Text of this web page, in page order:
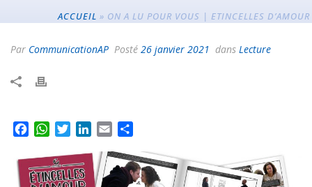
ACCUEIL » ON A LU POUR VOUS | ETINCELLES D’AMOUR
Par CommunicationAP Posté 26 janvier 2021 dans Lecture
c
e
W
a
t
i
t
n
k
a
i
r
t